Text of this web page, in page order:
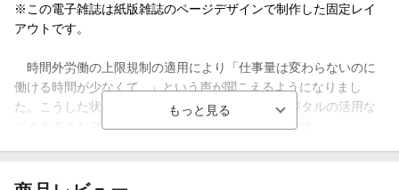
※この電子雑誌は紙版雑誌のページデザインで制作した固定レイ
アウトです。
時間外労働の上限規制の適用により「仕事量は変わらないのに
働ける時間が少なくて...」という声が聞こえるようになりまし
た。こうした状況に対して現場では人の融通やデジタルの活用な
どさまざまなアプローチで効率化に取り組んでいます。
えてみましょう。